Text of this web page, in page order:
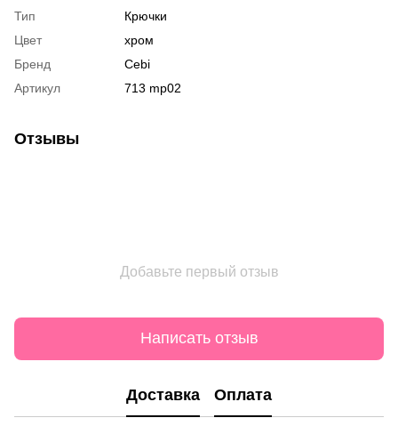
Тип
Крючки
Цвет
хром
Бренд
Cebi
Артикул
713 mp02
Отзывы
Добавьте первый отзыв
Написать отзыв
Доставка Оплата